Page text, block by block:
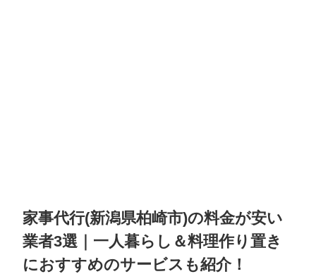
家事代行(新潟県柏崎市)の料金が安い
業者3選｜一人暮らし＆料理作り置き
におすすめのサービスも紹介！